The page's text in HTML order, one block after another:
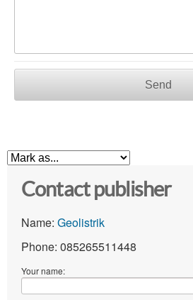
Send
Contact publisher
Name: Geolistrik
Phone: 085265511448
Your name: